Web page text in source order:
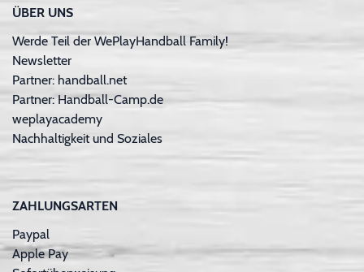
ÜBER UNS
Werde Teil der WePlayHandball Family!
Newsletter
Partner: handball.net
Partner: Handball-Camp.de
weplayacademy
Nachhaltigkeit und Soziales
ZAHLUNGSARTEN
Paypal
Apple Pay